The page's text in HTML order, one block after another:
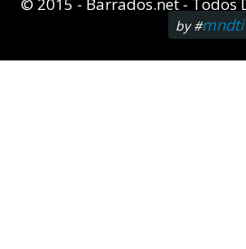
by #mndti